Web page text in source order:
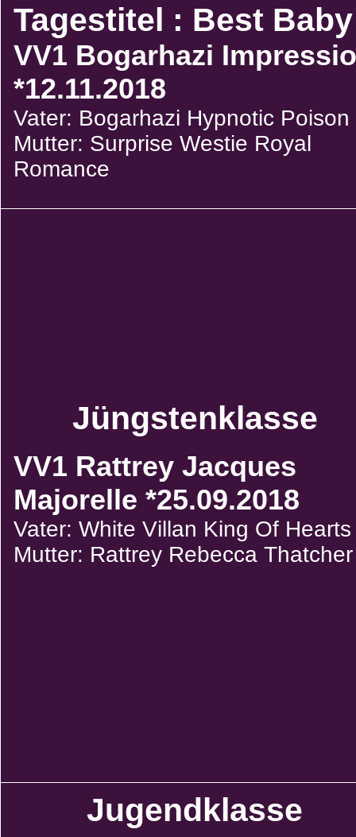
Tagestitel : Best Baby
VV1 Bogarhazi
*12.11.2018
Vater: Bogarhazi Hypnotic Poison
Mutter: Surprise Westie Royal
Romance
Jüngstenklasse
VV1 Rattrey Jacques
Majorelle *25.09.2018
Vater: White Villan King Of Hearts
Mutter: Rattrey Rebecca Thatcher
Jugendklasse